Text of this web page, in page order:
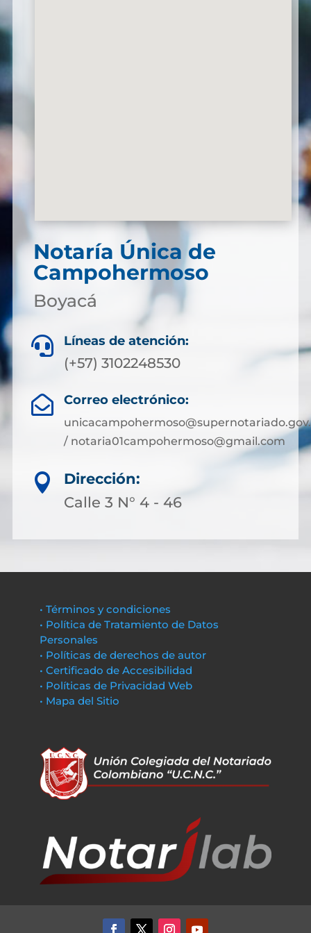
Notaría Única de
Campohermoso
Boyacá
 Líneas de atención:
(+57) 3102248530
 Correo electrónico:
/ notaria01campohermoso@gmail.com

Dirección:
Calle 3 N° 4 - 46
• Términos y condiciones
• Política de Tratamiento de Datos
Personales
• Políticas de derechos de autor
• Certificado de Accesibilidad
• Políticas de Privacidad Web
• Mapa del Sitio